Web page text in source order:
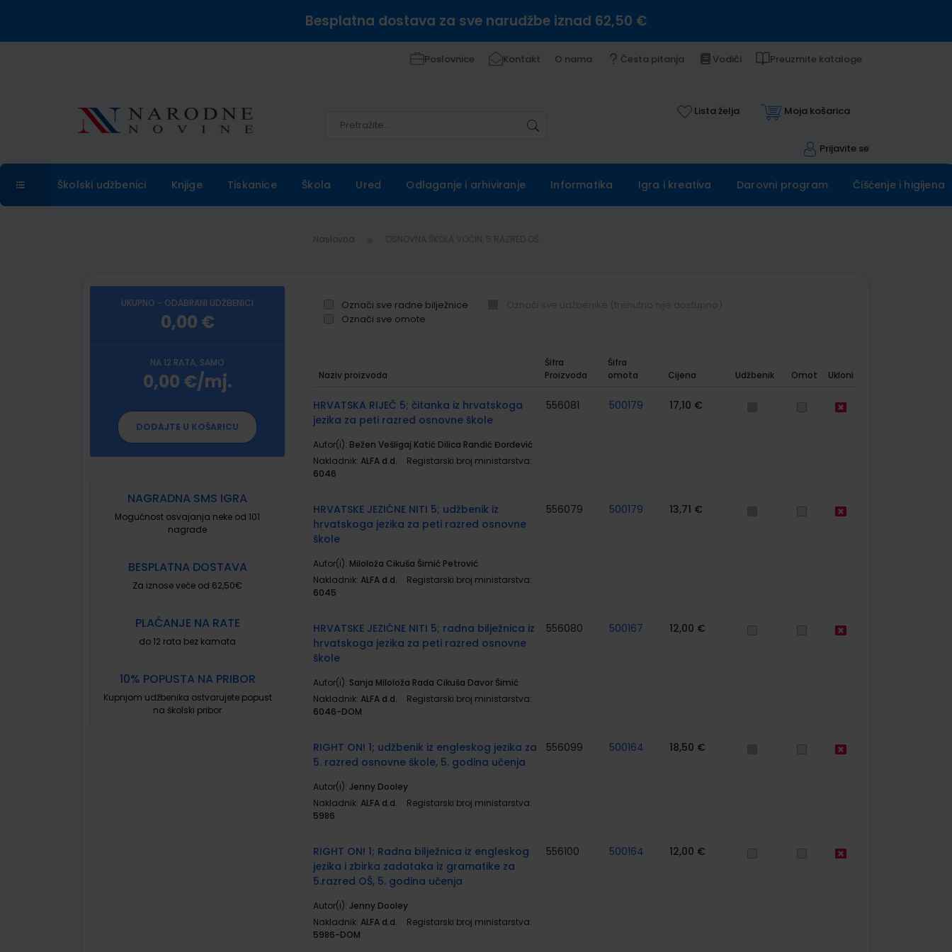
Besplatna dostava za sve narudžbe iznad 62,50 €
Poslovnice Kontakt O nama Česta pitanja Vodiči Preuzmite kataloge
Lista želja Moja košarica
Prijavite se
Školski udžbenici Knjige Tiskanice Škola Ured Odlaganje i arhiviranje Informatika Igra i kreativa Darovni program Čišćenje i higijena
Naslovna
UKUPNO - ODABRANI UDŽBENICI
0,00 €
NA 12 RATA, SAMO
0,00 €/mj.
DODAJTE U KOŠARICU
NAGRADNA SMS IGRA
Mogućnost osvajanja neke od 101
nagrade
BESPLATNA DOSTAVA
Za iznose veće od 62,50€
PLAĆANJE NA RATE
do 12 rata bez kamata
10% POPUSTA NA PRIBOR
Kupnjom udžbenika ostvarujete popust
na školski pribor
Označi sve radne bilježnice
Označi sve omote
proizvodi
Naziv proizvoda
Šifra
Proizvoda
Šifra
omota
Cijena Udžbenik Omot Ukloni
HRVATSKA RIJEČ 5; čitanka iz hrvatskoga
jezika za peti razred osnovne škole
Autor(i): Bežen Vešligaj Katić Dilica Randić Đorđević
Nakladnik: ALFA d.d.
Registarski broj ministarstva:
6046
556081 500179 17,10 €
HRVATSKE JEZIČNE NITI 5; udžbenik iz
hrvatskoga jezika za peti razred osnovne
škole
Autor(i): Miloloža Cikuša Šimić Petrović
Nakladnik: ALFA d.d.
Registarski broj ministarstva:
6045
556079 500179 13,71 €
HRVATSKE JEZIČNE NITI 5; radna bilježnica iz
hrvatskoga jezika za peti razred osnovne
škole
Autor(i): Sanja Miloloža Rada Cikuša Davor Šimić
Nakladnik: ALFA d.d.
Registarski broj ministarstva:
6046-DOM
556080 500167 12,00 €
RIGHT ON! 1; udžbenik iz engleskog jezika za
5. razred osnovne škole, 5. godina učenja
Autor(i): Jenny Dooley
Nakladnik: ALFA d.d.
Registarski broj ministarstva:
5986
556099 500164 18,50 €
RIGHT ON! 1; Radna bilježnica iz engleskog
jezika i zbirka zadataka iz gramatike za
5.razred OŠ, 5. godina učenja
Autor(i): Jenny Dooley
Nakladnik: ALFA d.d.
Registarski broj ministarstva:
5986-DOM
556100 500164 12,00 €